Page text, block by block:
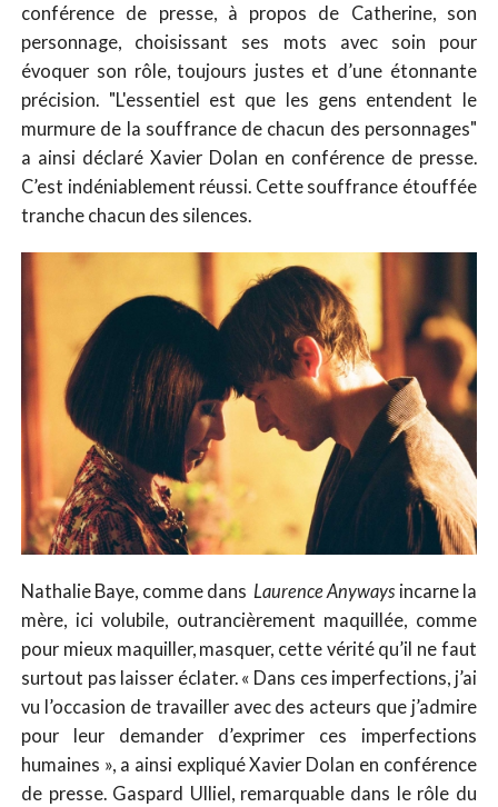
conférence de presse, à propos de Catherine, son
personnage, choisissant ses mots avec soin pour
évoquer son rôle, toujours justes et d’une étonnante
précision. "L'essentiel est que les gens entendent le
murmure de la souffrance de chacun des personnages"
a ainsi déclaré Xavier Dolan en conférence de presse.
C’est indéniablement réussi. Cette souffrance étouffée
tranche chacun des silences.
Nathalie Baye, comme dansLaurence Anyways incarne la
mère, ici volubile, outrancièrement maquillée, comme
pour mieux maquiller, masquer, cette vérité qu’il ne faut
surtout pas laisser éclater. « Dans ces imperfections, j’ai
vu l’occasion de travailler avec des acteurs que j’admire
pour leur demander d’exprimer ces imperfections
humaines », a ainsi expliqué Xavier Dolan en conférence
de presse. Gaspard Ulliel, remarquable dans le rôle du